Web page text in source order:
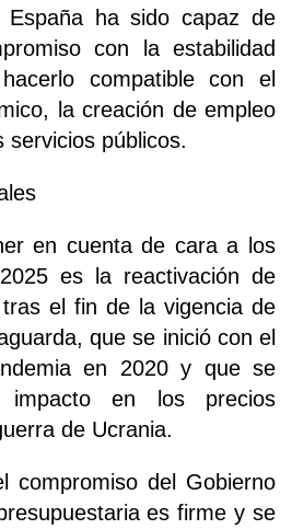
España ha sido capaz de
con la estabilidad
compatible con el
la creación de empleo
servicios públicos.
en cuenta de cara a los
es la reactivación de
el fin de la vigencia de
que se inició con el
en 2020 y que se
en los precios
de Ucrania.
compromiso del Gobierno
es firme y se